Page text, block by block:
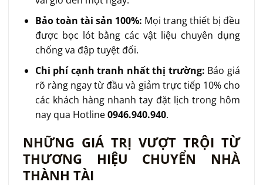
Bảo toàn tài sản 100%: Mọi trang thiết bị đều
được bọc lót bằng các vật liệu chuyên dụng
chống va đập tuyệt đối.
Chi phí cạnh tranh nhất thị trường: Báo giá
rõ ràng ngay từ đầu và giảm trực tiếp 10% cho
các khách hàng nhanh tay đặt lịch trong hôm
nay qua Hotline0946.940.940.
NHỮNG GIÁ TRỊ VƯỢT TRỘI TỪ
THƯƠNG HIỆU CHUYỂN NHÀ
THÀNH TÀI